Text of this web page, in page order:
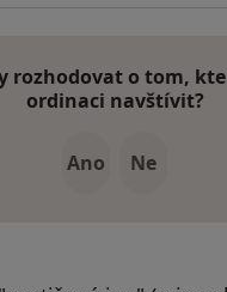
rozhodovat o tom,
ordinaci navštívit?
Ano Ne